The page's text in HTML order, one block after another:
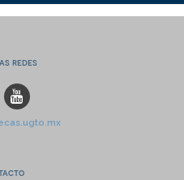
redes